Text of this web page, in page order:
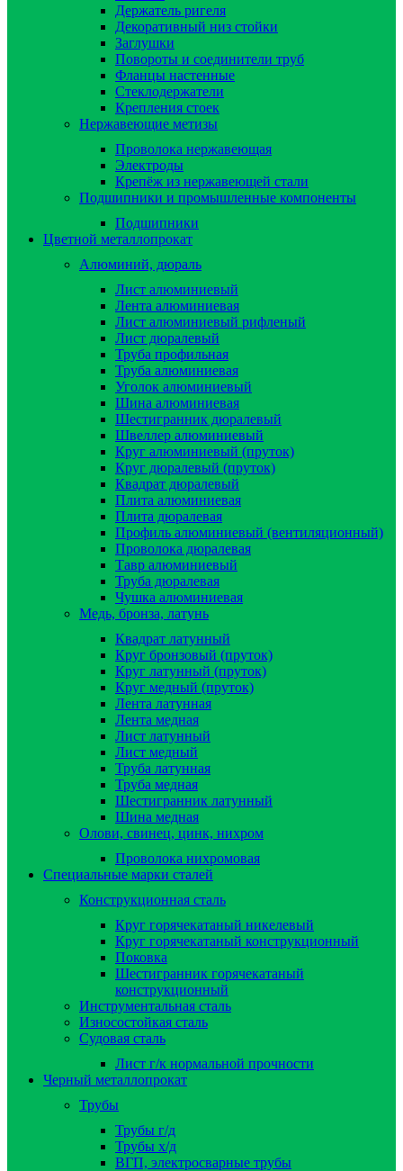
Держатель ригеля
Декоративный низ стойки
Заглушки
Повороты и соединители труб
Фланцы настенные
Стеклодержатели
Крепления стоек
Нержавеющие метизы
Проволока нержавеющая
Электроды
Крепёж из нержавеющей стали
Подшипники и промышленные компоненты
Подшипники
Цветной металлопрокат
Алюминий, дюраль
Лист алюминиевый
Лента алюминиевая
Лист алюминиевый рифленый
Лист дюралевый
Труба профильная
Труба алюминиевая
Уголок алюминиевый
Шина алюминиевая
Шестигранник дюралевый
Швеллер алюминиевый
Круг алюминиевый (пруток)
Круг дюралевый (пруток)
Квадрат дюралевый
Плита алюминиевая
Плита дюралевая
Профиль алюминиевый (вентиляционный)
Проволока дюралевая
Тавр алюминиевый
Труба дюралевая
Чушка алюминиевая
Медь, бронза, латунь
Квадрат латунный
Круг бронзовый (пруток)
Круг латунный (пруток)
Круг медный (пруток)
Лента латунная
Лента медная
Лист латунный
Лист медный
Труба латунная
Труба медная
Шестигранник латунный
Шина медная
Олови, свинец, цинк, нихром
Проволока нихромовая
Специальные марки сталей
Конструкционная сталь
Круг горячекатаный никелевый
Круг горячекатаный конструкционный
Поковка
Шестигранник горячекатаный
конструкционный
Инструментальная сталь
Износостойкая сталь
Судовая сталь
Лист г/к нормальной прочности
Черный металлопрокат
Трубы
Трубы г/д
Трубы х/д
ВГП, электросварные трубы